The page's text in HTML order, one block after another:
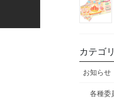
カテゴ
お知らせ
各種委